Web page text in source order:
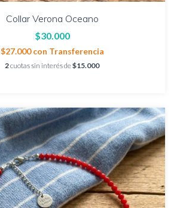
Collar Verona Oceano
$30.000
$27.000con Transferencia
2cuotas sin interés de$15.000